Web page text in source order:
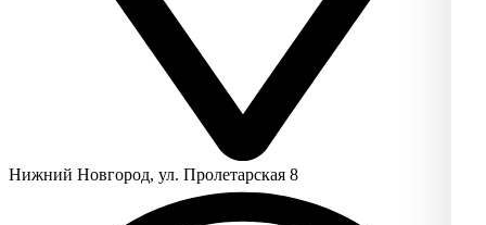
Нижний Новгород, ул. Пролетарская 8